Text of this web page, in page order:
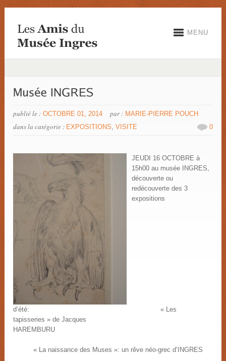
MENU
publié le : OCTOBRE 01, 2014 par : MARIE-PIERRE POUCH
dans la catégorie : EXPOSITIONS,VISITE 0
JEUDI 16 OCTOBRE à
15h00 au musée INGRES,
découverte ou
redécouverte des 3
expositions
d’été: « Les
tapisseries » de Jacques
HAREMBURU
« La naissance des Muses »: un rêve néo-grec d’INGRES